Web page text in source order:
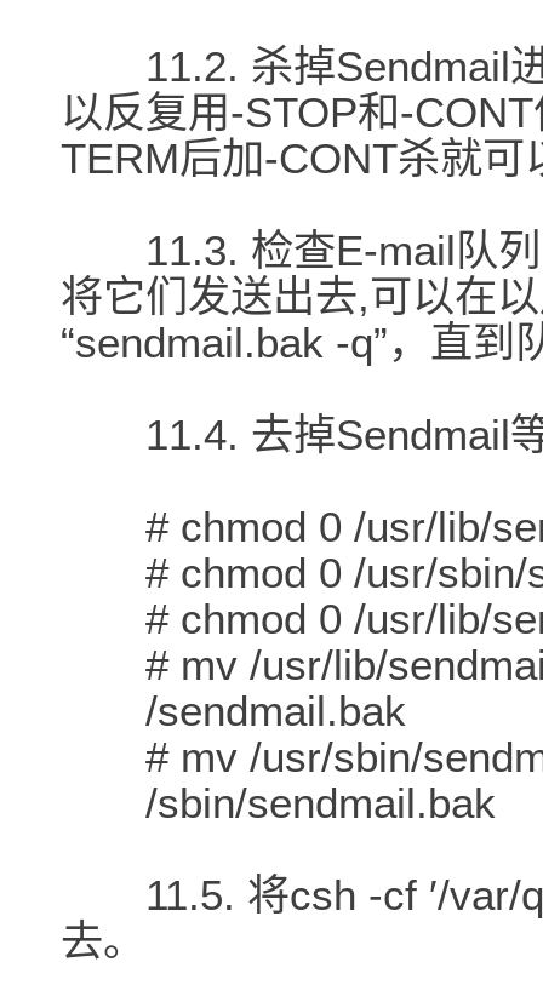
11.2. 杀掉Sendmail进
以反复用-STOP和-
TERM后加-CONT杀就可
11.3. 检查E-mail队列
将它们发送出去,可以在
“sendmail.bak -q”，直到
11.4. 去掉Sendmail
# chmod 0 /usr/lib/
# chmod 0 /usr/sbin/
# chmod 0 /usr/lib/
# mv /usr/lib/
/sendmail.bak
# mv /usr/sbin/
/sbin/sendmail.bak
11.5. 将csh -cf ′/var/
去。